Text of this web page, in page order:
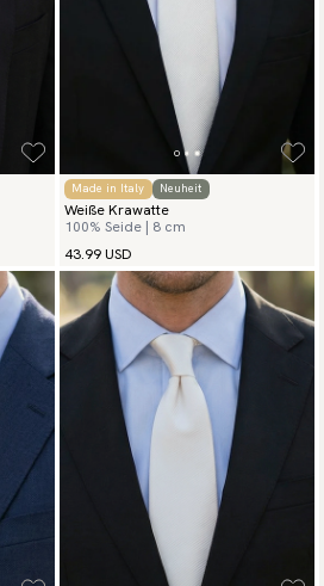
Made in Italy Neuheit
Weiße Krawatte
100% Seide | 8 cm
43.99 USD